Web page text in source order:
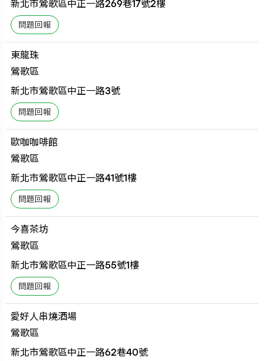
新北市鶯歌區中正一路269巷17號2樓
東龍珠
鶯歌區
新北市鶯歌區中正一路3號
歐咖咖啡館
鶯歌區
新北市鶯歌區中正一路41號1樓
今喜茶坊
鶯歌區
新北市鶯歌區中正一路55號1樓
愛好人串燒酒場
鶯歌區
新北市鶯歌區中正一路62巷40號